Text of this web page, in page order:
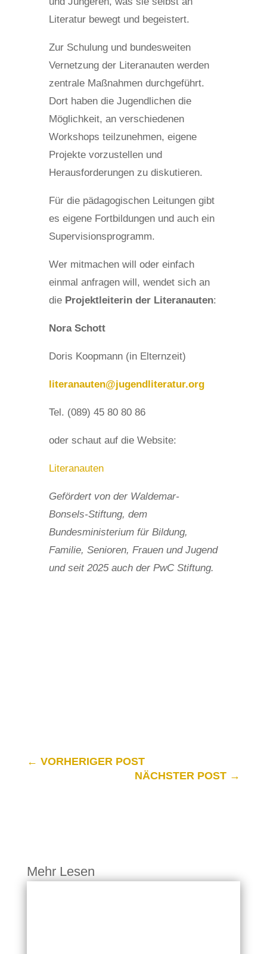
Literatur bewegt und begeistert.
Zur Schulung und bundesweiten
Vernetzung der Literanauten werden
zentrale Maßnahmen durchgeführt.
Dort haben die Jugendlichen die
Möglichkeit, an verschiedenen
Workshops teilzunehmen, eigene
Projekte vorzustellen und
Herausforderungen zu diskutieren.
Für die pädagogischen Leitungen gibt
es eigene Fortbildungen und auch ein
Supervisionsprogramm.
Wer mitmachen will oder einfach
einmal anfragen will, wendet sich an
die Projektleiterin der Literanauten:
Nora Schott
Doris Koopmann (in Elternzeit)
literanauten@jugendliteratur.org
Tel. (089) 45 80 80 86
oder schaut auf die Website:
Literanauten
Gefördert von der Waldemar-
Bonsels-Stiftung, dem
Bundesministerium für Bildung,
Familie, Senioren, Frauen und Jugend
und seit 2025 auch der PwC Stiftung.
← VORHERIGER POST
NÄCHSTER POST →
Mehr Lesen